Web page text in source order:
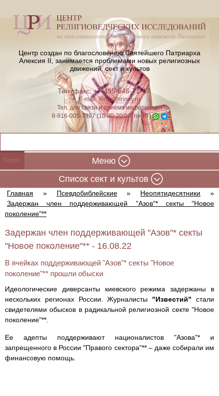
Центр создан по благословению Святейшего Патриарха
Алексия II, занимается проблемами новых религиозных
движений, сект и культов
Тел./факс: +7-495-646-71-47
E-mail:iriney@iriney.ru
Тел. для связи и приёма информации
8-916-005-7397 (10:00-20:00, пн-пт)
Меню
Cписок сект и культов
Главная » Псевдобиблейские » Неопятидесятники
»
Задержан член поддерживающей "Азов"* секты "Новое
поколение"**
Задержан член поддерживающей "Азов"* секты
"Новое поколение"** - 16.08.22
В ячейках поддерживающей "Азов"* секты "Новое
поколение"** прошли обыски
Идеологические диверсанты киевского режима задержаны в
нескольких регионах России. Журналисты "Известий" стали
свидетелями обысков в радикальной религиозной секте "Новое
поколение"**.
Ее адепты поддерживают националистов "Азова"* и
запрещенного в России "Правого сектора"** – даже собирали им
финансовую помощь.